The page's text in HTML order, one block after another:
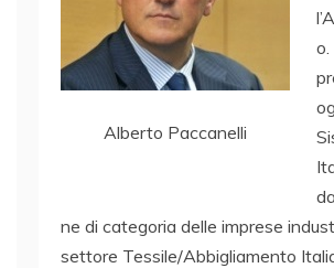
Alberto Paccanelli
o.
ne di categoria delle imprese
settore Tessile/Abbigliamento